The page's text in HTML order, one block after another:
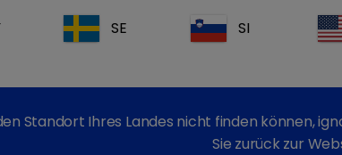
SE SI
Standort Ihres Landes nicht finden können,
Sie zurück zur